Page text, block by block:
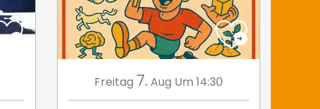
Freitag 7. Aug Um 14:30